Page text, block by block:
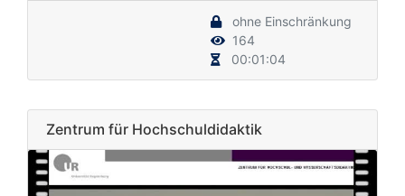
ohne Einschränkung
164
00:01:04
Zentrum für Hochschuldidaktik